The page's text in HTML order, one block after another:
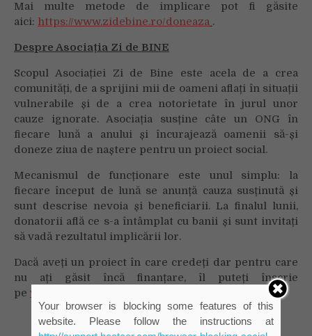
Mai multe metode de implicare pot fi găsite
aici: https://www.zidebine.ro/doneaza .
Despre Asociația Zi de BINE
Scopul Asociației Zi de Bine este acela de a crea
comunități, de a sprijini mii de oameni aflați în situații
vulnerabile și de a crea notorietate în jurul unor
cauze ignorate. Asociația susține câte un ONG în
fiecare lună a anului și încurajează oamenii să-și
doneze ziua de naștere pentru un proiect social.
Mecanismul de funcționare este unul simplu: la
fiecare început de lună se anunță cauza susținută și
sunt descrise nevoia și beneficiarii. La finalul lunii,
donatorii află ce s-a întâmplat cu banii și sunt invitați
să vadă rezultatul implicării lor.
Dacă aveți un proiect în care credeți dar pentru care
nu ați găsit încă finanțare, îl puteți înscrie
pe www.zidebine.ro
Your browser is blocking some features of this
website. Please follow the instructions at